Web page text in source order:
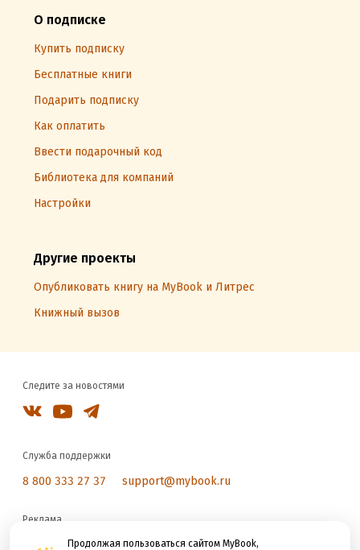
Продолжая пользоваться сайтом MyBook,
О подписке
Купить подписку
Бесплатные книги
Подарить подписку
Как оплатить
Ввести подарочный код
Библиотека для компаний
Настройки
Другие проекты
Опубликовать книгу на MyBook и Литрес
Книжный вызов
Следите за новостями
Служба поддержки
8 800 333 27 37 support@mybook.ru
Реклама
reklama@litres.ru